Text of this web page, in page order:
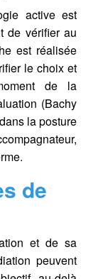
active est
de vérifier au
est réalisée
le choix et
de la
(Bachy
la posture
de
et de sa
peuvent